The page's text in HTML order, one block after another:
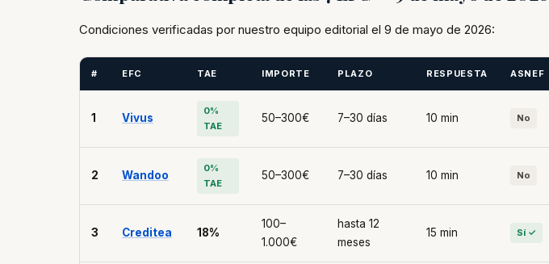
Condiciones verificadas por nuestro equipo editorial el 9 de mayo de 2026:
# EFC TAE IMPORTE PLAZO RESPUESTA ASNEF
1 Vivus
0%
TAE
50–300€ 7–30 días 10 min No
2 Wandoo
0%
TAE
50–300€ 7–30 días 10 min No
3 Creditea 18%
100–
1.000€
hasta 12
meses
15 min Sí ✓